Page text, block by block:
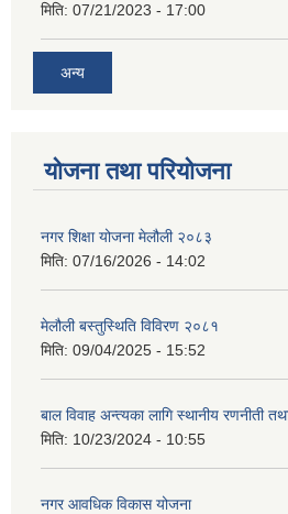
मिति: 07/21/2023 - 17:00
अन्य
योजना तथा परियोजना
नगर शिक्षा योजना मेलौली २०८३
मिति: 07/16/2026 - 14:02
मेलौली बस्तुस्थिति विविरण २०८१
मिति: 09/04/2025 - 15:52
बाल विवाह अन्त्यका लागि स्थानीय रणनीती
मिति: 10/23/2024 - 10:55
नगर आवधिक विकास योजना